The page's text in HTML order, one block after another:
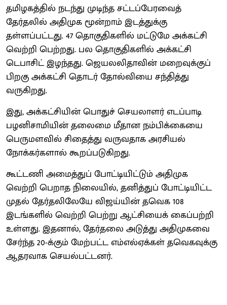
தமிழகத்தில் நடந்து முடிந்த சட்டப்பேரவைத்
தேர்தலில் அதிமுக மூன்றாம் இடத்துக்கு
தள்ளப்பட்டது. 47 தொகுதிகளில் மட்டுமே அக்கட்சி
வெற்றி பெற்றது. பல தொகுதிகளில் அக்கட்சி
டெபாசிட் இழந்தது. ஜெயலலிதாவின் மறைவுக்குப்
பிறகு அக்கட்சி தொடர் தோல்வியை சந்தித்து
வருகிறது.
இது, அக்கட்சியின் பொதுச் செயலாளர் எடப்பாடி
பழனிசாமியின் தலைமை மீதான நம்பிக்கையை
பெருமளவில் சிதைத்து வருவதாக அரசியல்
நோக்கர்களால் கூறப்படுகிறது.
கூட்டணி அமைத்துப் போட்டியிட்டும் அதிமுக
வெற்றி பெறாத நிலையில், தனித்துப் போட்டியிட்ட
முதல் தேர்தலிலேயே விஜய்யின் தவெக 108
இடங்களில் வெற்றி பெற்று ஆட்சியைக் கைப்பற்றி
உள்ளது. இதனால், தேர்தலை அடுத்து அதிமுகவை
சேர்ந்த 20-க்கும் மேற்பட்ட எம்எல்ஏக்கள் தவெகவுக்கு
ஆதரவாக செயல்பட்டனர்.